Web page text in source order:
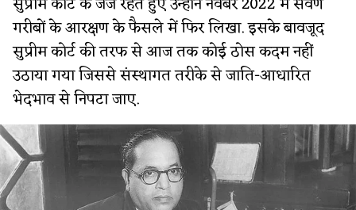
गरीबों के आरक्षण के फैसले में फिर लिखा. इसके बावजूद
सुप्रीम कोर्ट की तरफ से आज तक कोई ठोस कदम नहीं
उठाया गया जिससे संस्थागत तरीके से जाति-आधारित
भेदभाव से निपटा जाए.